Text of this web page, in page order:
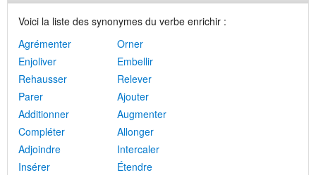
Voici la liste des synonymes du verbe enrichir :
Agrémenter
Orner
Enjoliver
Embellir
Rehausser
Relever
Parer
Ajouter
Additionner
Augmenter
Compléter
Allonger
Adjoindre
Intercaler
Insérer
Étendre